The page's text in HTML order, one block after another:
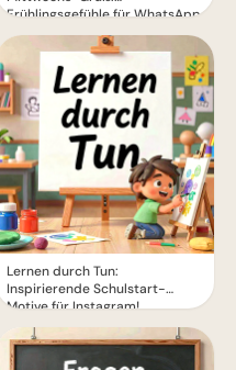
Frühlingsgefühle für WhatsApp
Lernen durch Tun:
Inspirierende Schulstart-
Motive für Instagram!